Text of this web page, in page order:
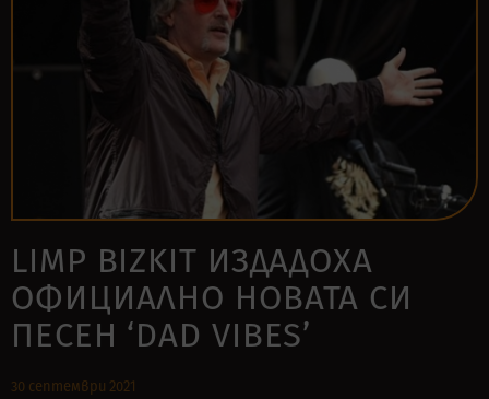
LIMP BIZKIT ИЗДАДОХА
ОФИЦИАЛНО НОВАТА СИ
ПЕСЕН ‘DAD VIBES’
30 септември 2021